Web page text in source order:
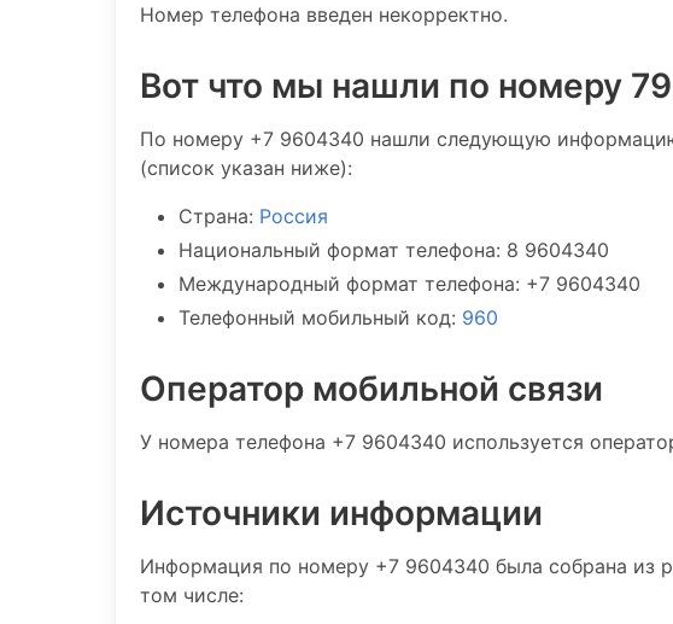
Номер телефона введен некорректно.
Вот что мы нашли по номеру
По номеру +7 9604340 нашли следующую
(список указан ниже):
Страна: Россия
Национальный формат телефона: 8 9604340
Международный формат телефона: +7 9604340
Телефонный мобильный код: 960
Оператор мобильной связи
У номера телефона +7 9604340 используется
Источники информации
Информация по номеру +7 9604340 была собрана из
том числе: